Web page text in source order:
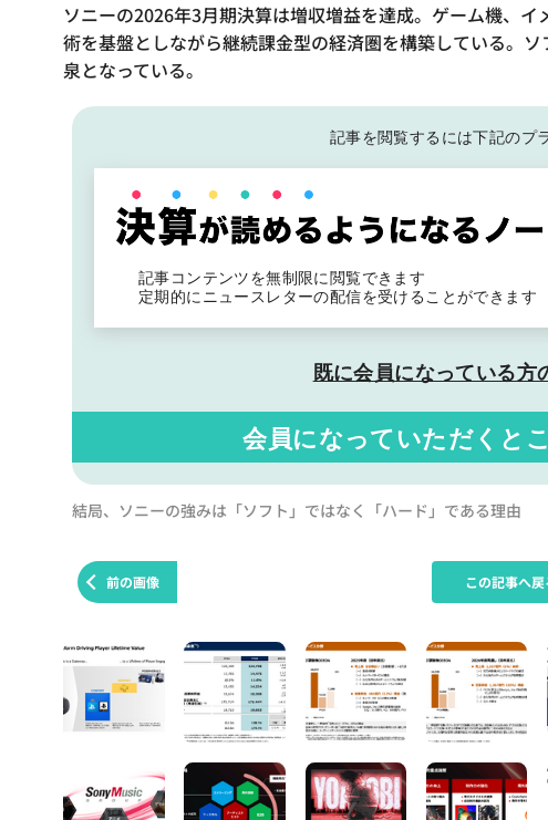
ソニーの2026年3月期決算は増収増益を達成。ゲーム機、
術を基盤としながら継続課金型の経済圏を構築している。
泉となっている。
記事を閲覧するには下記のプ
記事コンテンツを無制限に閲覧できます
定期的にニュースレターの配信を受けることができます
既に会員になっている方
会員になっていただくと
結局、ソニーの強みは「ソフト」ではなく「ハード」である理由
前の画像 この記事へ戻